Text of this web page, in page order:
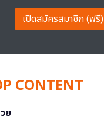
เปิดสมัครสมาชิก (ฟรี
CONTENT
ย